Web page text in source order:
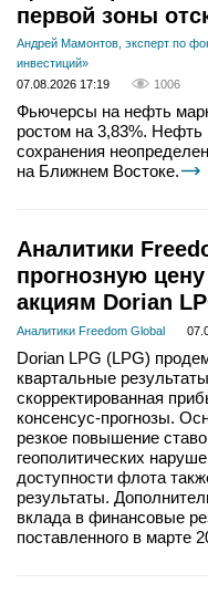
первой зоны
Андрей Мамонтов, эксперт по
инвестиций»
07.08.2026 17:19
1006
Фьючерсы на нефть
ростом на 3,83%. Нефть
сохранения
на Ближнем Востоке.
Аналитики
прогнозную
акциям Dorian
Аналитики Freedom Global
Dorian LPG (LPG)
квартальные
скорректированная
консенсус-прогнозы.
резкое повышение
геополитических
доступности флота
результаты.
вклада в финансовые
поставленного в марте